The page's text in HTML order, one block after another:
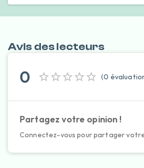
Avis des lecteurs
0 (0
Partagez votre opinion !
Connectez-vous pour partager